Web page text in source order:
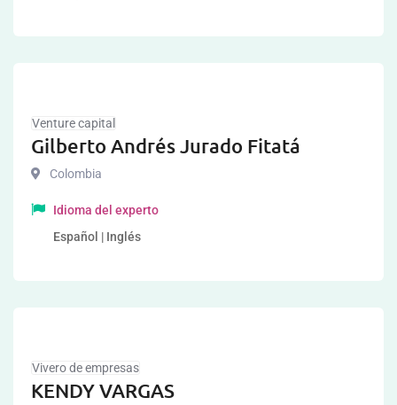
Venture capital
Gilberto Andrés Jurado Fitatá
Colombia
Idioma del experto
Español | Inglés
Vivero de empresas
KENDY VARGAS